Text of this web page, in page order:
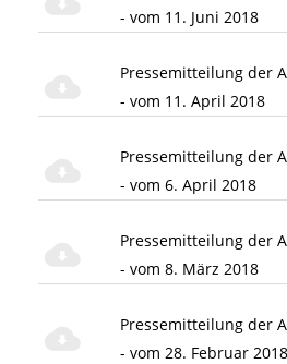
- vom 11. Juni 2018
Pressemitteilung der
- vom 11. April 2018
Pressemitteilung der
- vom 6. April 2018
Pressemitteilung der
- vom 8. März 2018
Pressemitteilung der
- vom 28. Februar 2018